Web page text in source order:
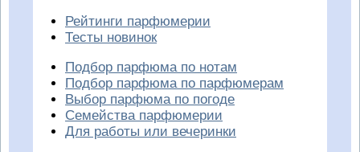
Рейтинги парфюмерии
Тесты новинок
Подбор парфюма по нотам
Подбор парфюма по парфюмерам
Выбор парфюма по погоде
Семейства парфюмерии
Для работы или вечеринки